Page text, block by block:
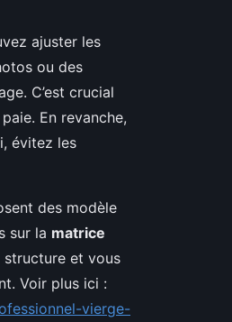
ajuster les
ou des
C’est crucial
En revanche,
évitez les
des modèle
sur la matrice
structure et vous
Voir plus ici :
vierge-